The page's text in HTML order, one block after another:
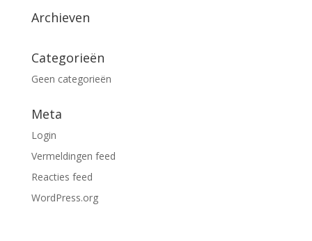
Archieven
Categorieën
Geen categorieën
Meta
Login
Vermeldingen feed
Reacties feed
WordPress.org